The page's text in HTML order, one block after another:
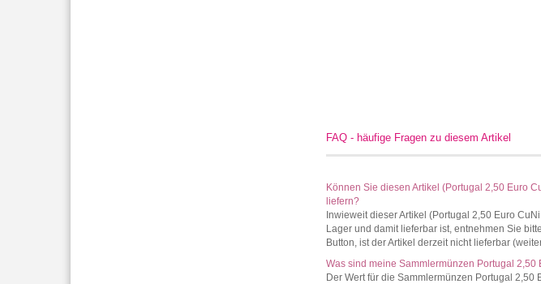
FAQ - häufige Fragen zu diesem Artikel
Können Sie diesen Artikel (Portugal 2,50 Euro
liefern?
Inwieweit dieser Artikel (Portugal 2,50 Euro
Lager und damit lieferbar ist, entnehmen Sie
Button, ist der Artikel derzeit nicht lieferbar
Was sind meine Sammlermünzen Portugal
Der Wert für die Sammlermünzen Portugal 2,50